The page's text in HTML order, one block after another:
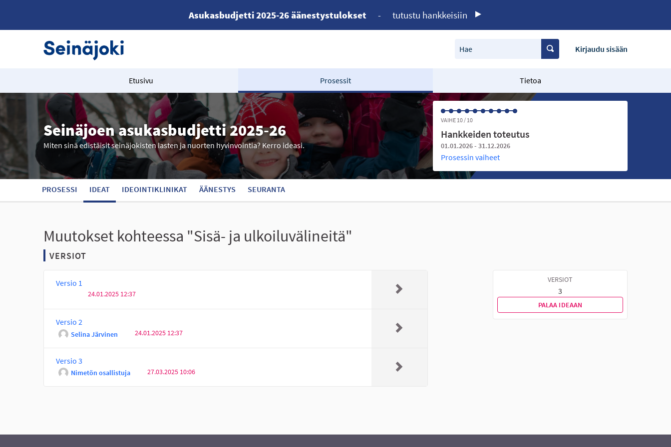
Asukasbudjetti 2025-26 äänestystulokset - tutustu hankkeisiin
Hae Kirjaudu sisään
Etusivu Prosessit Tietoa
Seinäjoen asukasbudjetti 2025-26
Miten sinä edistäisit seinäjokisten lasten ja nuorten hyvinvointia? Kerro ideasi.
VAIHE 10 / 10
Hankkeiden toteutus
01.01.2026 - 31.12.2026
Prosessin vaiheet
PROSESSI IDEAT IDEOINTIKLINIKAT ÄÄNESTYS SEURANTA
Muutokset kohteessa "Sisä- ja ulkoiluvälineitä"
VERSIOT
Versio 1
24.01.2025 12:37
Versio 2
Selina Järvinen 24.01.2025 12:37
Versio 3
Nimetön osallistuja 27.03.2025 10:06
VERSIOT
3
PALAA IDEAAN